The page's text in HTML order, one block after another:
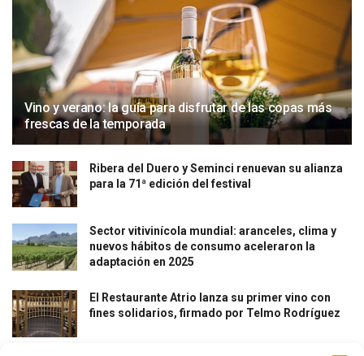
Vino y verano: la guía para disfrutar de las copas más
frescas de la temporada
Ribera del Duero y Seminci renuevan su alianza
para la 71ª edición del festival
Sector vitivinícola mundial: aranceles, clima y
nuevos hábitos de consumo aceleraron la
adaptación en 2025
El Restaurante Atrio lanza su primer vino con
fines solidarios, firmado por Telmo Rodríguez